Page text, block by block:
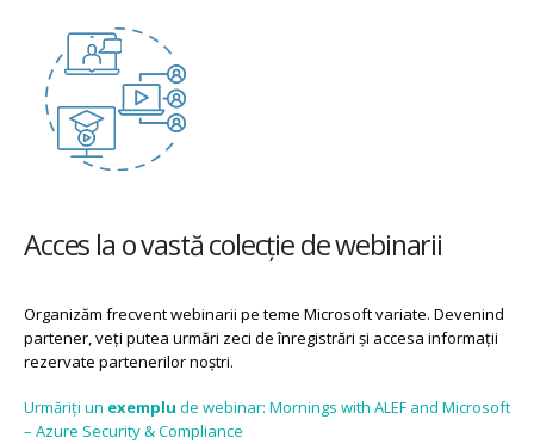
Acces la o vastă colecție de webinarii
Organizăm frecvent webinarii pe teme Microsoft variate. Devenind
partener, veți putea urmări zeci de înregistrări și accesa informații
rezervate partenerilor noștri.
Urmăriți un exemplu de webinar: Mornings with ALEF and Microsoft
– Azure Security & Compliance